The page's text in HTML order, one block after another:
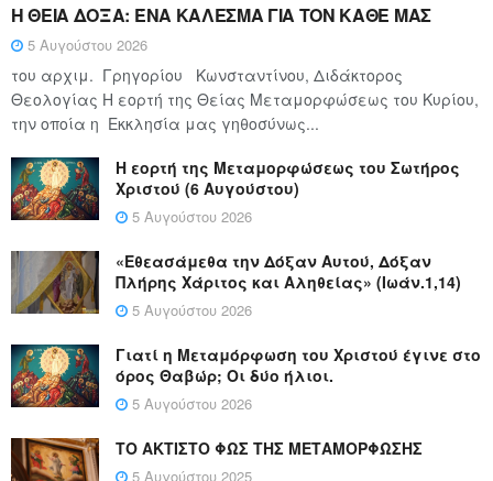
Η ΘΕΙΑ ΔΟΞΑ: ΈΝΑ ΚΑΛΕΣΜΑ ΓΙΑ ΤΟΝ ΚΑΘΕ ΜΑΣ
5 Αυγούστου 2026
του αρχιμ. Γρηγορίου Κωνσταντίνου, Διδάκτορος
Θεολογίας Η εορτή της Θείας Μεταμορφώσεως του Κυρίου,
την οποία η Εκκλησία μας γηθοσύνως...
Η εορτή της Μεταμορφώσεως του Σωτήρος
Χριστού (6 Αυγούστου)
5 Αυγούστου 2026
«Εθεασάμεθα την Δόξαν Αυτού, Δόξαν
Πλήρης Χάριτος και Αληθείας» (Ιωάν.1,14)
5 Αυγούστου 2026
Γιατί η Μεταμόρφωση του Χριστού έγινε στο
όρος Θαβώρ; Οι δύο ήλιοι.
5 Αυγούστου 2026
ΤΟ ΑΚΤΙΣΤΟ ΦΩΣ ΤΗΣ ΜΕΤΑΜΟΡΦΩΣΗΣ
5 Αυγούστου 2025